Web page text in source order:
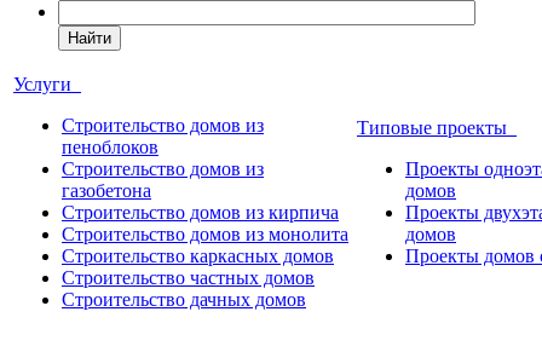
Найти
Услуги
Строительство домов из
пеноблоков
Строительство домов из
газобетона
Строительство домов из кирпича
Строительство домов из монолита
Строительство каркасных домов
Строительство частных домов
Строительство дачных домов
Типовые проекты
Проекты
домов
Проекты
домов
Проекты домов